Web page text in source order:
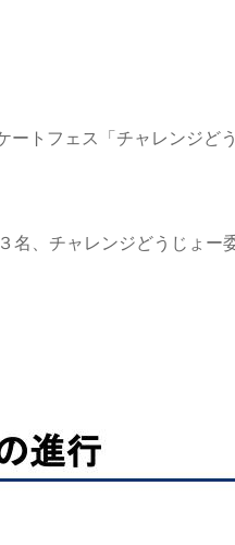
トフェス「チャレンジど
名、チャレンジどうじょ